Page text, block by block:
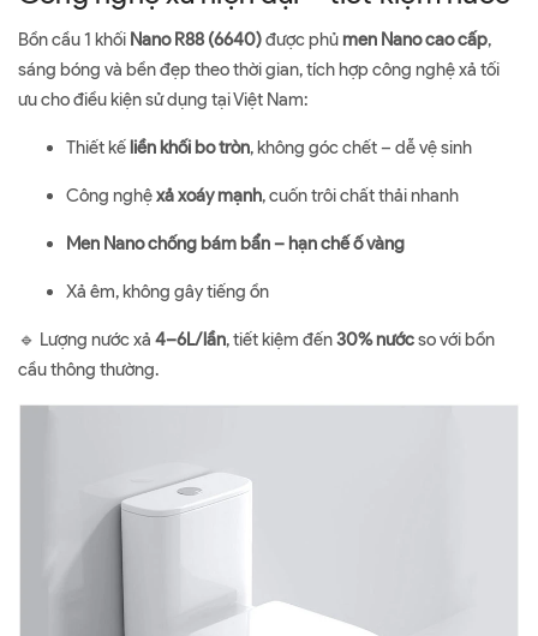
Bồn cầu 1 khối Nano R88(6640)được phủmen Nano cao cấp,
sáng bóng và bền đẹp theo thời gian, tích hợp công nghệ xả tối
ưu cho điều kiện sử dụng tại Việt Nam:
Thiết kế liền khối bo tròn, không góc chết – dễ vệ sinh
Công nghệxả xoáy mạnh, cuốn trôi chất thải nhanh
Men Nano chống bám bẩn – hạn chế ố vàng
Xả êm, không gây tiếng ồn
🔹 Lượng nước xả 4–6L/lần, tiết kiệm đến30% nướcso với bồn
cầu thông thường.